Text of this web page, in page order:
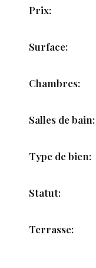
Prix:
Surface:
Chambres:
Salles de bain:
Type de bien:
Statut:
Terrasse: